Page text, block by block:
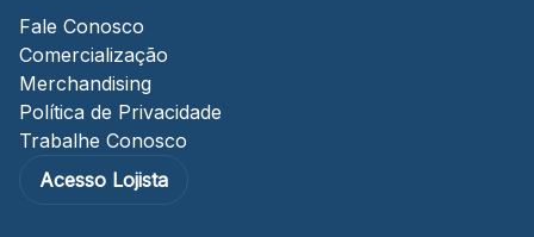
Fale Conosco
Comercialização
Merchandising
Política de Privacidade
Trabalhe Conosco
Acesso Lojista